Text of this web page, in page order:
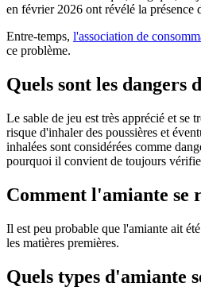
en février 2026 ont révélé la présence
Entre-temps, l'association de
ce problème.
Quels sont les dangers
Le sable de jeu est très apprécié et se
risque d'inhaler des poussières et
inhalées sont considérées comme
pourquoi il convient de toujours
Comment l'amiante se
Il est peu probable que l'amiante ait
les matières premières.
Quels types d'amiante